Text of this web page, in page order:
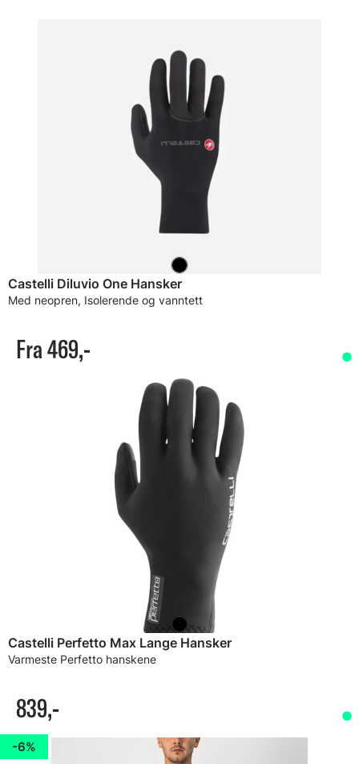
Castelli Diluvio One Hansker
Med neopren, Isolerende og vanntett
Fra 469,-
Castelli Perfetto Max Lange Hansker
Varmeste Perfetto hanskene
839,-
6%